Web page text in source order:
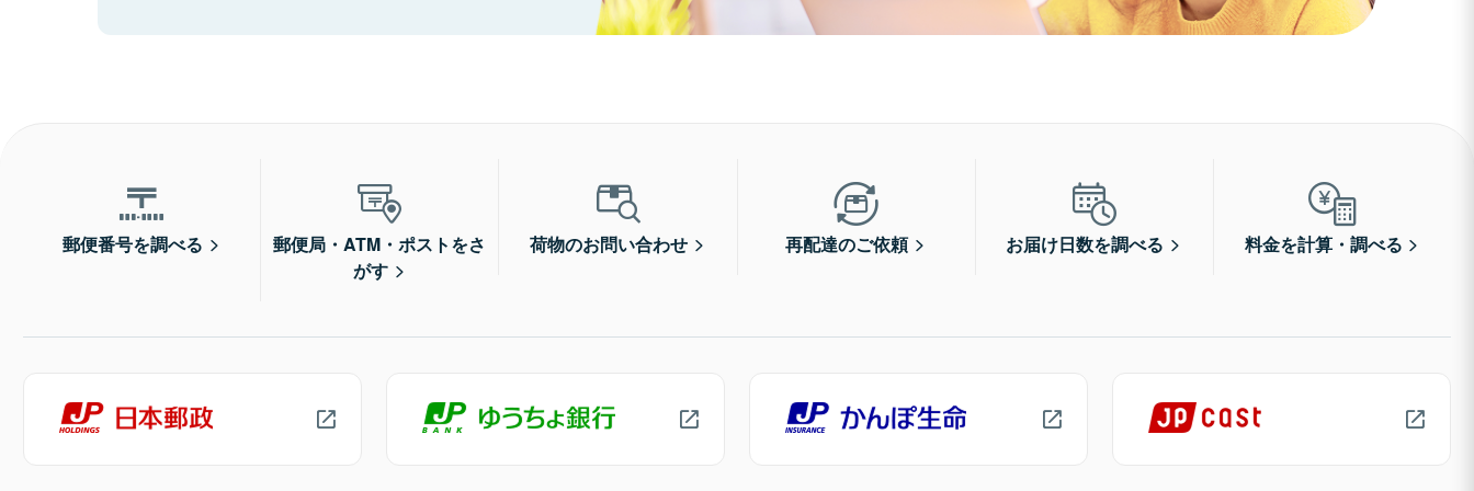
郵便番号を調べる
郵便局・ATM・ポストをさ
がす
荷物のお問い合わせ 再配達のご依頼 お届け日数を調べる 料金を計算・調べる